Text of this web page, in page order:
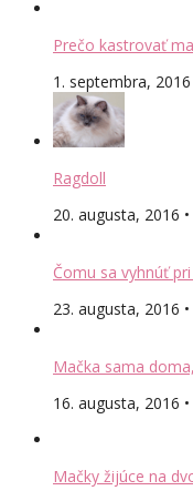
Prečo kastrovať
1. septembra,
Ragdoll
20. augusta, 2016
Čomu sa vyhnúť
23. augusta, 2016
Mačka sama
16. augusta, 2016
Mačky žijúce na